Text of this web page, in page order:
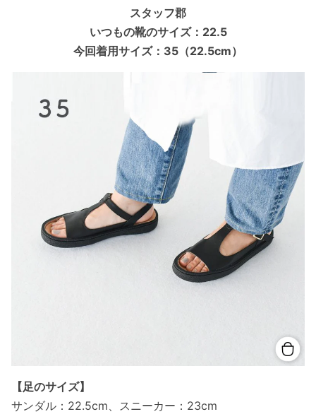
スタッフ郡
いつもの靴のサイズ：22.5
今回着用サイズ：35（22.5cm）
【足のサイズ】
サンダル：22.5cm、スニーカー：23cm